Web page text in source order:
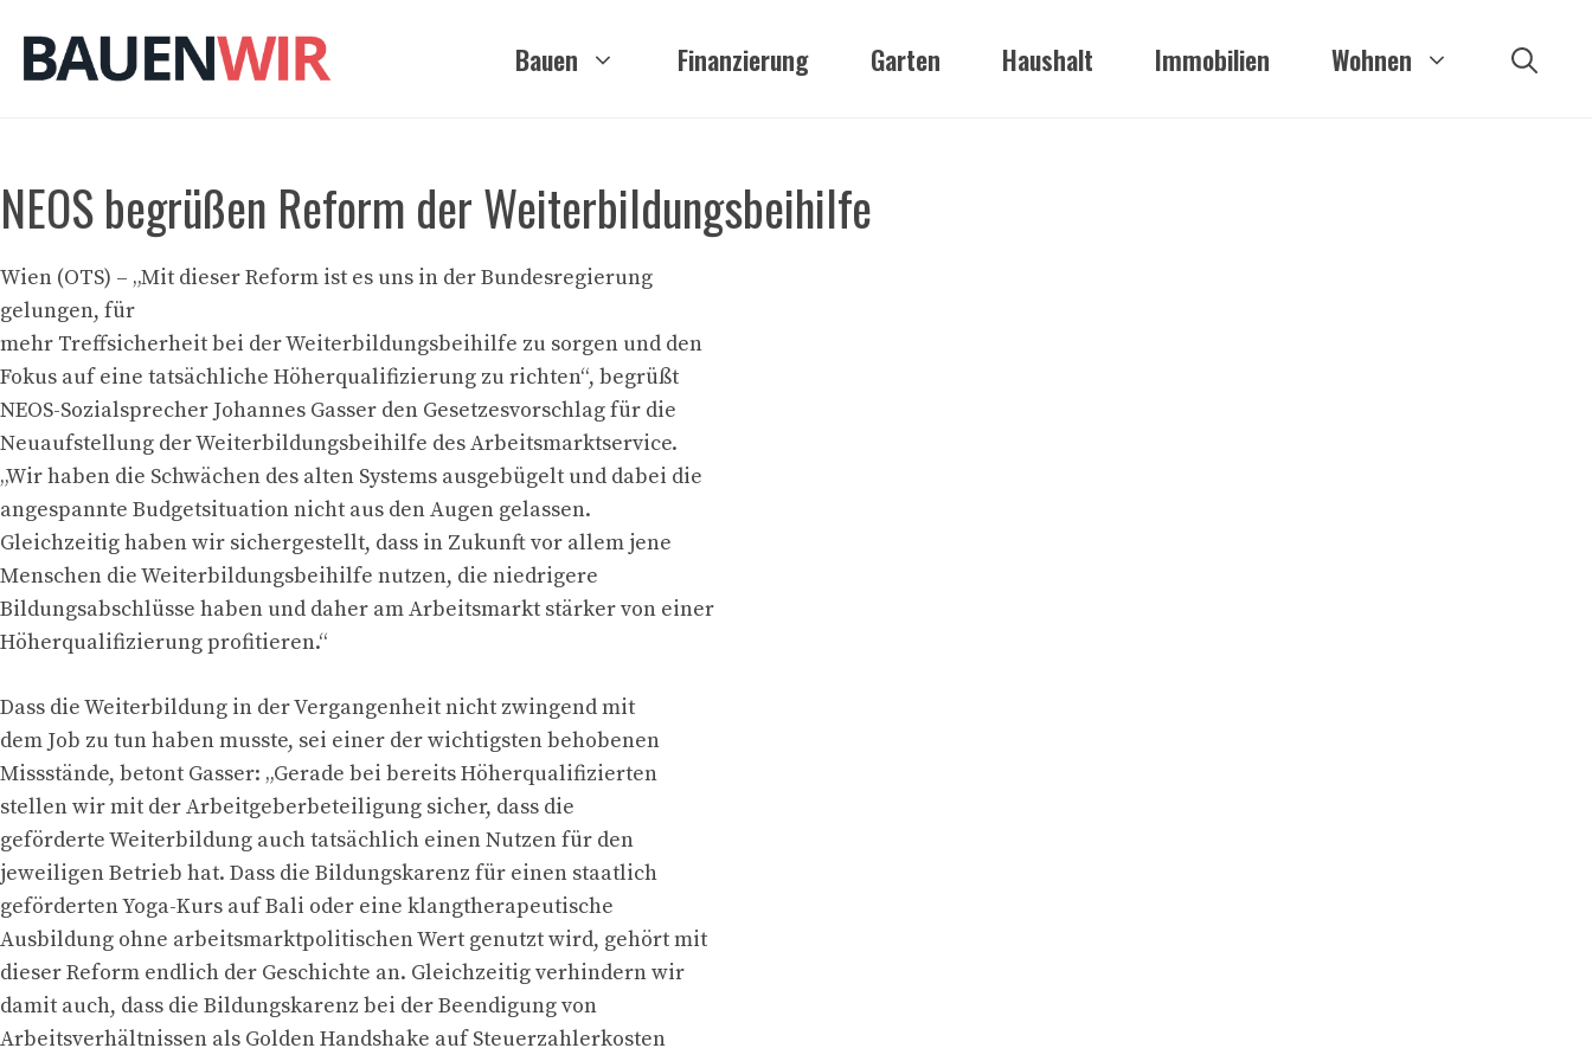
Inhalt
springen
Bauen Finanzierung Garten Haushalt Immobilien Wohnen
NEOS begrüßen Reform der Weiterbildungsbeihilfe
Wien (OTS) – „Mit dieser Reform ist es uns in der Bundesregierung
gelungen, für
mehr Treffsicherheit bei der Weiterbildungsbeihilfe zu sorgen und den
Fokus auf eine tatsächliche Höherqualifizierung zu richten“, begrüßt
NEOS-Sozialsprecher Johannes Gasser den Gesetzesvorschlag für die
Neuaufstellung der Weiterbildungsbeihilfe des Arbeitsmarktservice.
„Wir haben die Schwächen des alten Systems ausgebügelt und dabei die
angespannte Budgetsituation nicht aus den Augen gelassen.
Gleichzeitig haben wir sichergestellt, dass in Zukunft vor allem jene
Menschen die Weiterbildungsbeihilfe nutzen, die niedrigere
Bildungsabschlüsse haben und daher am Arbeitsmarkt stärker von einer
Höherqualifizierung profitieren.“
Dass die Weiterbildung in der Vergangenheit nicht zwingend mit
dem Job zu tun haben musste, sei einer der wichtigsten behobenen
Missstände, betont Gasser: „Gerade bei bereits Höherqualifizierten
stellen wir mit der Arbeitgeberbeteiligung sicher, dass die
geförderte Weiterbildung auch tatsächlich einen Nutzen für den
jeweiligen Betrieb hat. Dass die Bildungskarenz für einen staatlich
geförderten Yoga-Kurs auf Bali oder eine klangtherapeutische
Ausbildung ohne arbeitsmarktpolitischen Wert genutzt wird, gehört mit
dieser Reform endlich der Geschichte an. Gleichzeitig verhindern wir
damit auch, dass die Bildungskarenz bei der Beendigung von
Arbeitsverhältnissen als Golden Handshake auf Steuerzahlerkosten